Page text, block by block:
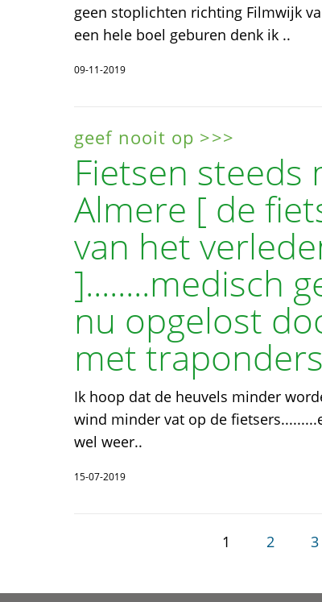
geen stoplichten richting Filmwijk
een hele boel geburen denk ik ..
09-11-2019
geef nooit op >>>
Fietsen steeds
Almere [ de
van het
]........medisch
nu opgelost
met
Ik hoop dat de heuvels minder
wind minder vat op de
wel weer..
15-07-2019
1 2 3